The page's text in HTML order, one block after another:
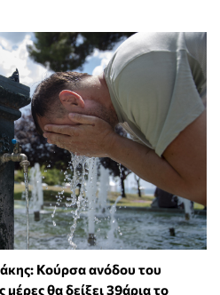
Κούρσα ανόδου του
θα δείξει 39άρια το